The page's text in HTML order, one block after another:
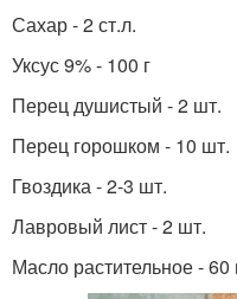
Сахар - 2 ст.л.
Уксус 9% - 100 г
Перец душистый - 2 шт.
Перец горошком - 10 шт.
Гвоздика - 2-3 шт.
Лавровый лист - 2 шт.
Масло растительное - 60